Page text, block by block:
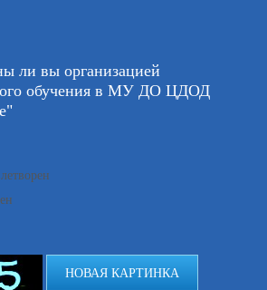
ли вы организацией
обучения в МУ ДО ЦДОД
НОВАЯ КАРТИНКА